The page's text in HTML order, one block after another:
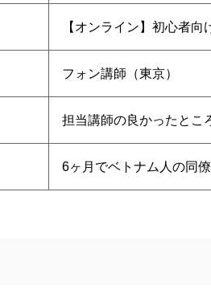
【オンライン】初心者向
フォン講師（東京）
担当講師の良かったとこ
6ヶ月でベトナム人の同